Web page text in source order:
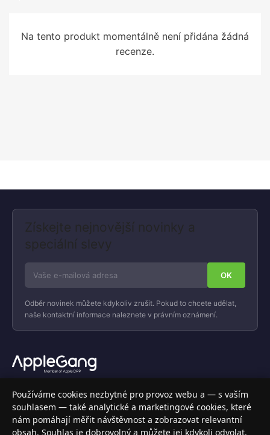
Na tento produkt momentálně není přidána žádná
recenze.
Získejte nejnovější novinky a
speciální slevy
Odběr novinek můžete kdykoliv zrušit. Pokud to chcete udělat,
naše kontaktní informace naleznete v právním oznámení.
Váš specializovaný obchod s Apple produkty, příslušenstvím a
elektronikou. Nakupujte bezpečně a s jistotou.
INFORMACE
Používáme cookies nezbytné pro provoz webu a — s vaším
souhlasem — také analytické a marketingové cookies, které
nám pomáhají měřit návštěvnost a zobrazovat relevantní
obsah. Souhlas je dobrovolný a můžete jej kdykoli odvolat.